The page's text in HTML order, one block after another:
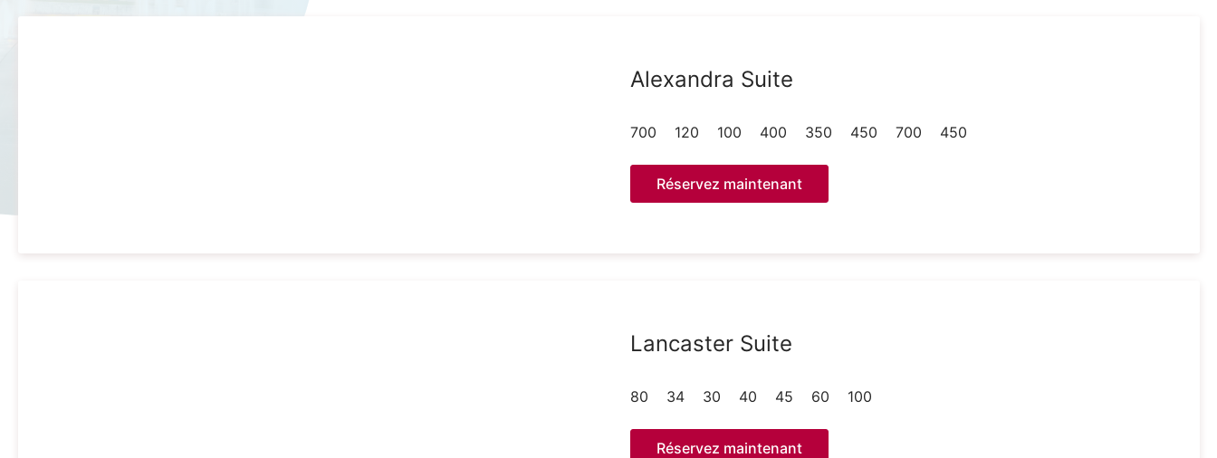
Alexandra Suite
700 120 100 400 350 450 700 450
Réservez maintenant
Lancaster Suite
80 34 30 40 45 60 100
Réservez maintenant